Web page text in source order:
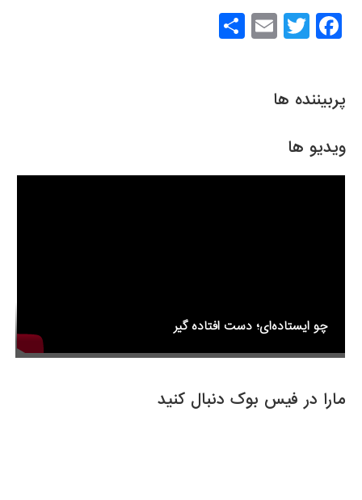
پربیننده ها
ویدیو ها
چو ایستاده‌ای؛ دست افتاده گیر
مارا در فیس بوک دنبال کنید
F
a
e
o
o
T
wi
er
E
m